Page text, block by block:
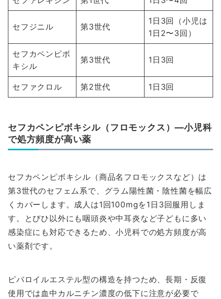
セフジニル 第3世代
1日3回（小児は
1日2〜3回）
セフカペンピボ
キシル
第3世代 1日3回
セファクロル 第2世代 1日3回
セフカペンピボキシル（フロモックス）—小児科
で処方頻度が高い薬
セフカペンピボキシル（商品名フロモックスなど）は
第3世代のセフェム系で、グラム陽性菌・陰性菌を幅広
くカバーします。成人は1回100mgを1日3回服用しま
す。とびひ以外にも咽頭炎や中耳炎など子どもに多い
感染症にも対応できるため、小児科での処方頻度が高
い薬剤です。
ピバロイルエステル型の構造を持つため、長期・反復
使用では血中カルニチン濃度の低下に注意が必要で